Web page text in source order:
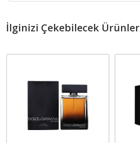
İlginizi Çekebilecek Ürünler